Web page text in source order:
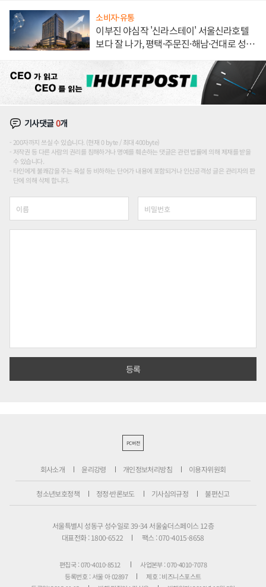
소비자·유통
이부진 야심작 '신라스테이' 서울신라호텔
보다 잘 나가, 평택·주문진·해남·건대로 성
기사댓글0개
200자까지 쓰실 수 있습니다. (현재 0 byte / 최대 400byte)
저작권 등 다른 사람의 권리를 침해하거나 명예를 훼손하는 댓글은 관련 법률에 의해 제재를 받을
수 있습니다.
타인에게 불쾌감을 주는 욕설 등 비하하는 단어가 내용에 포함되거나 인신공격성 글은 관리자의 판
단에 의해 삭제 합니다.
PC버전
회사소개 윤리강령 개인정보처리방침 이용자위원회
청소년보호정책 정정·반론보도 기사심의규정 불편신고
서울특별시 성동구 성수일로 39-34 서울숲더스페이스 12층
대표전화 : 1800-6522
팩스 : 070-4015-8658
편집국 : 070-4010-8512
사업본부 : 070-4010-7078
등록번호 : 서울 아 02897
제호 : 비즈니스포스트